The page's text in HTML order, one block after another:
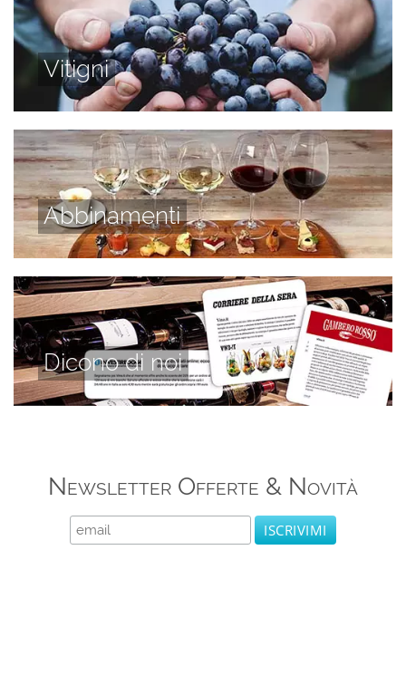
Vitigni
Abbinamenti
Dicono di noi
Newsletter Offerte & Novità